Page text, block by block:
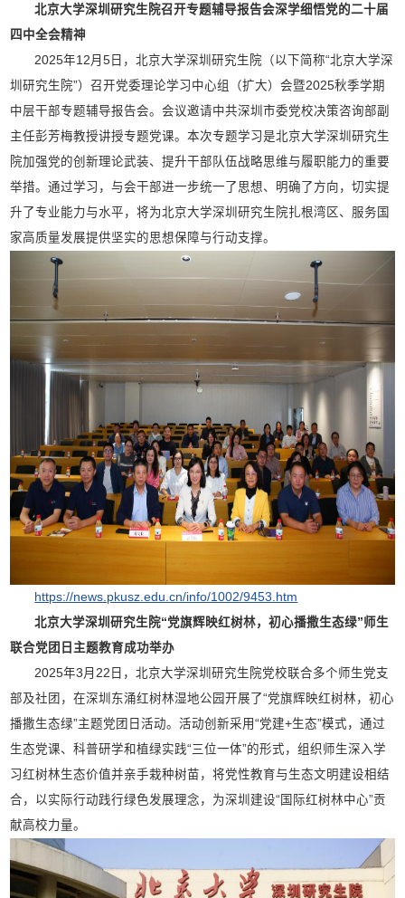
北京大学深圳研究生院召开专题辅导报告会深学细悟党的二十届
四中全会精神
2025年12月5日，北京大学深圳研究生院（以下简称“北京大学深
圳研究生院”）召开党委理论学习中心组（扩大）会暨2025秋季学期
中层干部专题辅导报告会。会议邀请中共深圳市委党校决策咨询部副
主任彭芳梅教授讲授专题党课。本次专题学习是北京大学深圳研究生
院加强党的创新理论武装、提升干部队伍战略思维与履职能力的重要
举措。通过学习，与会干部进一步统一了思想、明确了方向，切实提
升了专业能力与水平，将为北京大学深圳研究生院扎根湾区、服务国
家高质量发展提供坚实的思想保障与行动支撑。
https://news.pkusz.edu.cn/info/1002/9453.htm
北京大学深圳研究生院“党旗辉映红树林，初心播撒生态绿”师生
联合党团日主题教育成功举办
2025年3月22日，北京大学深圳研究生院党校联合多个师生党支
部及社团，在深圳东涌红树林湿地公园开展了“党旗辉映红树林，初心
播撒生态绿”主题党团日活动。活动创新采用“党建+生态”模式，通过
生态党课、科普研学和植绿实践“三位一体”的形式，组织师生深入学
习红树林生态价值并亲手栽种树苗，将党性教育与生态文明建设相结
合，以实际行动践行绿色发展理念，为深圳建设“国际红树林中心”贡
献高校力量。